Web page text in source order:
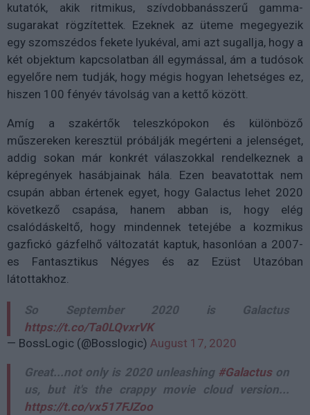
kutatók, akik ritmikus, szívdobbanásszerű gamma-
sugarakat rögzítettek. Ezeknek az üteme megegyezik
egy szomszédos fekete lyukéval, ami azt sugallja, hogy a
két objektum kapcsolatban áll egymással, ám a tudósok
egyelőre nem tudják, hogy mégis hogyan lehetséges ez,
hiszen 100 fényév távolság van a kettő között.
Amíg a szakértők teleszkópokon és különböző
műszereken keresztül próbálják megérteni a jelenséget,
addig sokan már konkrét válaszokkal rendelkeznek a
képregények hasábjainak hála. Ezen beavatottak nem
csupán abban értenek egyet, hogy Galactus lehet 2020
következő csapása, hanem abban is, hogy elég
csalódáskeltő, hogy mindennek tetejébe a kozmikus
gazfickó gázfelhő változatát kaptuk, hasonlóan a 2007-
es Fantasztikus Négyes és az Ezüst Utazóban
látottakhoz.
So September 2020 is Galactus
https://t.co/Ta0LQvxrVK
— BossLogic (@Bosslogic) August 17, 2020
Great...not only is 2020 unleashing #Galactuson
us, but it's the crappy movie cloud version...
https://t.co/vx517FJZoo